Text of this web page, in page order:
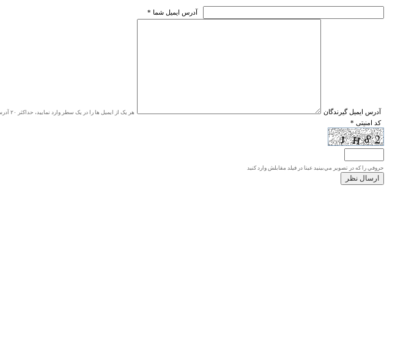
* آدرس ايميل شما
* آدرس ايميل گيرندگان هر یک از ایمیل ها را در یک سطر وارد نمایید، حداکثر ۲۰ آدرس
* کد امنیتی
حروفي را كه در تصوير مي‌بينيد عينا در فيلد مقابلش وارد كنيد